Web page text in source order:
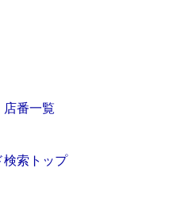
店番一覧
検索トップ